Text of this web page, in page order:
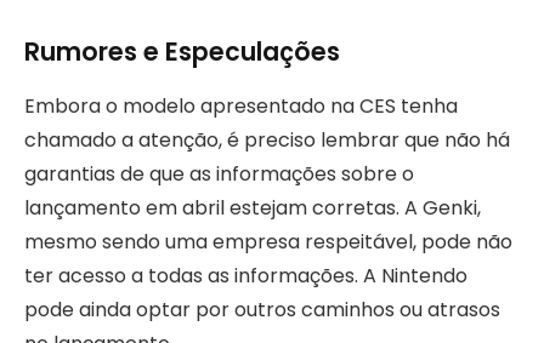
Rumores e Especulações
Embora o modelo apresentado na CES tenha
chamado a atenção, é preciso lembrar que não há
garantias de que as informações sobre o
lançamento em abril estejam corretas. A Genki,
mesmo sendo uma empresa respeitável, pode não
ter acesso a todas as informações. A Nintendo
pode ainda optar por outros caminhos ou atrasos